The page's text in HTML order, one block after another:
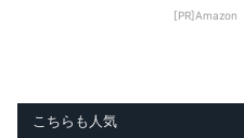
[PR]Amazon
こちらも人気